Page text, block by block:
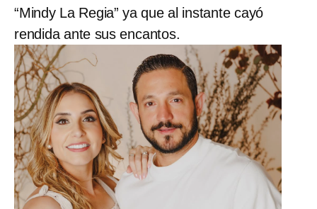
“Mindy La Regia” ya que al instante cayó
rendida ante sus encantos.